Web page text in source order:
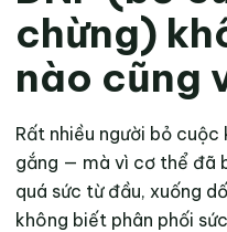
chừng)
nào cũng
Rất nhiều người bỏ
gắng — mà vì cơ thể đã
quá sức từ đầu, xuống
không biết phân phối